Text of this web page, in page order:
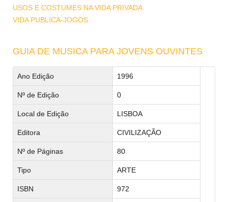
USOS E COSTUMES NA VIDA PRIVADA
VIDA PUBLICA-JOGOS
GUIA DE MUSICA PARA JOVENS OUVINTES
Ano Edição 1996
Nº de Edição 0
Local de Edição LISBOA
Editora CIVILIZAÇÃO
Nº de Páginas 80
Tipo ARTE
ISBN 972